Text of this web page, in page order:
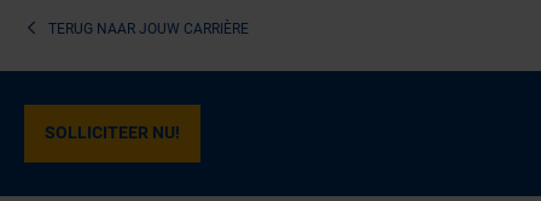
TERUG NAARJOUW CARRIÈRE
SOLLICITEER NU!